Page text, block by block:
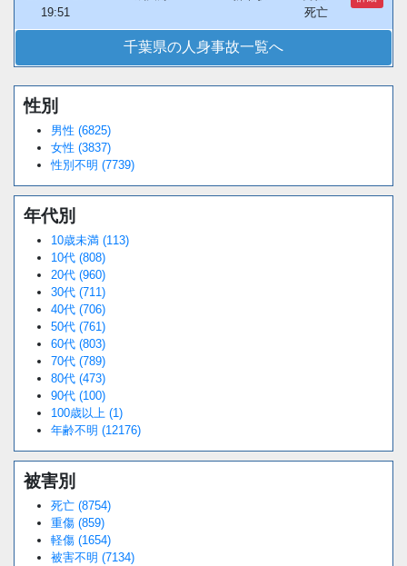
19:51
死亡
千葉県の人身事故一覧へ
Unmute
性別
男性 (6825)
女性 (3837)
性別不明 (7739)
年代別
10歳未満 (113)
10代 (808)
20代 (960)
30代 (711)
40代 (706)
50代 (761)
60代 (803)
70代 (789)
80代 (473)
90代 (100)
100歳以上 (1)
年齢不明 (12176)
被害別
死亡 (8754)
重傷 (859)
軽傷 (1654)
被害不明 (7134)